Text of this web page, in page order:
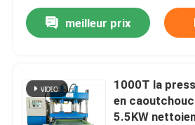
meilleur prix
1000T la
en
5.5KW